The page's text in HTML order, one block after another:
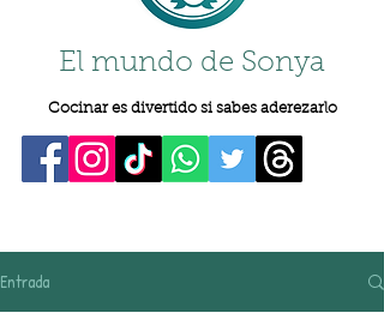
El mundo de Sonya
Cocinar es divertido si sabes aderezarlo
Entrada